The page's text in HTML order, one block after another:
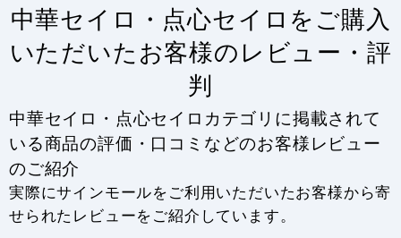
中華セイロ・点心セイロをご購入
いただいたお客様のレビュー・評
判
中華セイロ・点心セイロカテゴリに掲載されて
いる商品の評価・口コミなどのお客様レビュー
のご紹介
実際にサインモールをご利用いただいたお客様から寄
せられたレビューをご紹介しています。